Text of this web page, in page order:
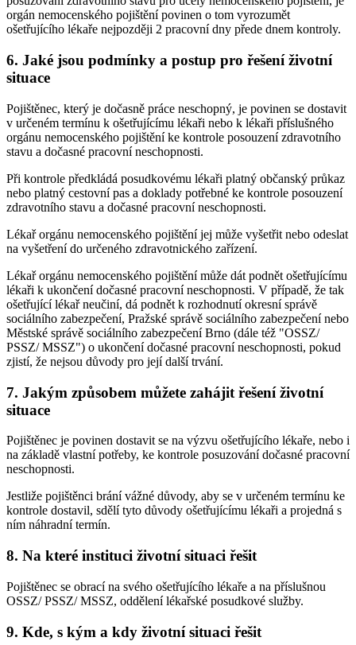
orgán nemocenského pojištění povinen o tom vyrozumět
ošetřujícího lékaře nejpozději 2 pracovní dny přede dnem kontroly.
6. Jaké jsou podmínky a postup pro řešení životní
situace
Pojištěnec, který je dočasně práce neschopný, je povinen se dostavit
v určeném termínu k ošetřujícímu lékaři nebo k lékaři příslušného
orgánu nemocenského pojištění ke kontrole posouzení zdravotního
stavu a dočasné pracovní neschopnosti.
Při kontrole předkládá posudkovému lékaři platný občanský průkaz
nebo platný cestovní pas a doklady potřebné ke kontrole posouzení
zdravotního stavu a dočasné pracovní neschopnosti.
Lékař orgánu nemocenského pojištění jej může vyšetřit nebo odeslat
na vyšetření do určeného zdravotnického zařízení.
Lékař orgánu nemocenského pojištění může dát podnět ošetřujícímu
lékaři k ukončení dočasné pracovní neschopnosti. V případě, že tak
ošetřující lékař neučiní, dá podnět k rozhodnutí okresní správě
sociálního zabezpečení, Pražské správě sociálního zabezpečení nebo
Městské správě sociálního zabezpečení Brno (dále též "OSSZ/
PSSZ/ MSSZ") o ukončení dočasné pracovní neschopnosti, pokud
zjistí, že nejsou důvody pro její další trvání.
7. Jakým způsobem můžete zahájit řešení životní
situace
Pojištěnec je povinen dostavit se na výzvu ošetřujícího lékaře, nebo i
na základě vlastní potřeby, ke kontrole posuzování dočasné pracovní
neschopnosti.
Jestliže pojištěnci brání vážné důvody, aby se v určeném termínu ke
kontrole dostavil, sdělí tyto důvody ošetřujícímu lékaři a projedná s
ním náhradní termín.
8. Na které instituci životní situaci řešit
Pojištěnec se obrací na svého ošetřujícího lékaře a na příslušnou
OSSZ/ PSSZ/ MSSZ, oddělení lékařské posudkové služby.
9. Kde, s kým a kdy životní situaci řešit